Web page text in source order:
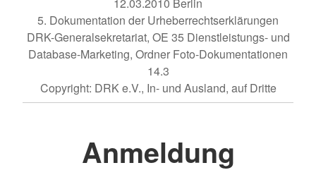
5. Dokumentation der Urheberrechtserklärungen
DRK-Generalsekretariat, OE 35 Dienstleistungs- und
Database-Marketing, Ordner Foto-Dokumentationen
14.3
Copyright: DRK e.V., In- und Ausland, auf Dritte
Anmeldung